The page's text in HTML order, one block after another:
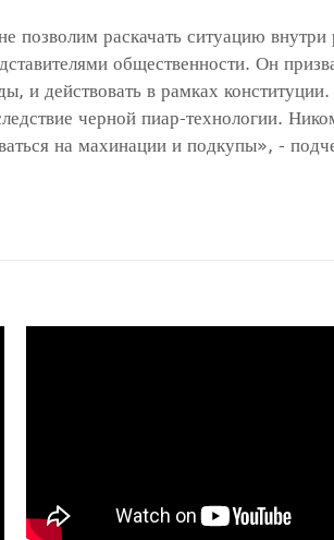
позволим раскачать ситуацию внутри
общественности. Он
и действовать в рамках
черной пиар-технологии.
на махинации и подкупы», -